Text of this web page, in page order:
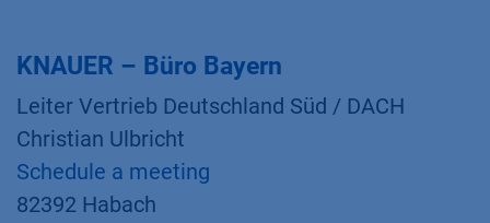
KNAUER – Büro Bayern
Leiter Vertrieb Deutschland Süd / DACH
Christian Ulbricht
Schedule a meeting
82392 Habach